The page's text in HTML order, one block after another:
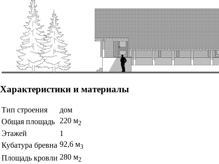
Характеристики и материалы
Тип строения
дом
Общая площадь
220 м2
Этажей
1
Кубатура бревна 92,6 м3
Площадь кровли 280 м2